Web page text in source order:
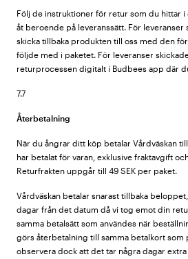
Följ de instruktioner för retur som du hittar i
åt beroende på leveranssätt. För leveranser
skicka tillbaka produkten till oss med den
följde med i paketet. För leveranser
returprocessen digitalt i Budbees app där
7.7
Återbetalning
När du ångrar ditt köp betalar Vårdväskan
har betalat för varan, exklusive fraktavgift
Returfrakten uppgår till 49 SEK per paket.
Vårdväskan betalar snarast tillbaka
dagar från det datum då vi tog emot din
samma betalsätt som användes när
görs återbetalning till samma betalkort som
observera dock att det tar några dagar